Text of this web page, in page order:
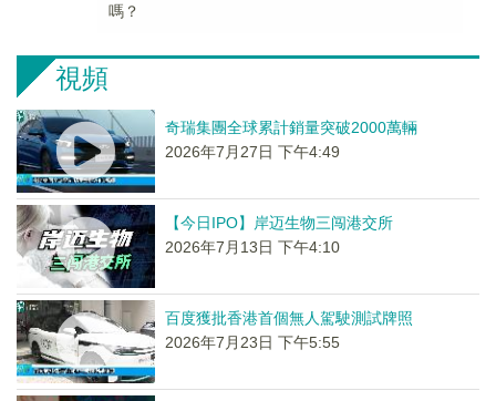
嗎？
視頻
奇瑞集團全球累計銷量突破2000萬輛
2026年7月27日 下午4:49
【今日IPO】岸迈生物三闯港交所
2026年7月13日 下午4:10
百度獲批香港首個無人駕駛測試牌照
2026年7月23日 下午5:55